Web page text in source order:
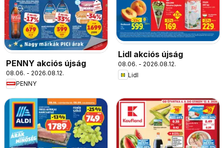
PENNY akciós újság
08.06. - 2026.08.12.
PENNY
Lidl akciós újság
08.06. - 2026.08.12.
Lidl